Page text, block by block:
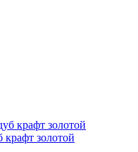
золотой